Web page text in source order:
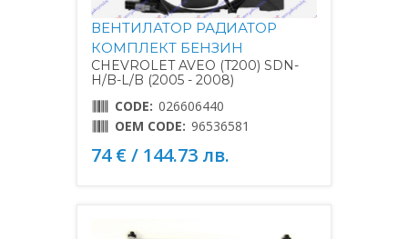
ВЕНТИЛАТОР РАДИАТОР
КОМПЛЕКТ БЕНЗИН
CHEVROLET AVEO (T200) SDN-
H/B-L/B (2005 - 2008)
CODE: 026606440
OEM CODE: 96536581
74 € / 144.73 лв.